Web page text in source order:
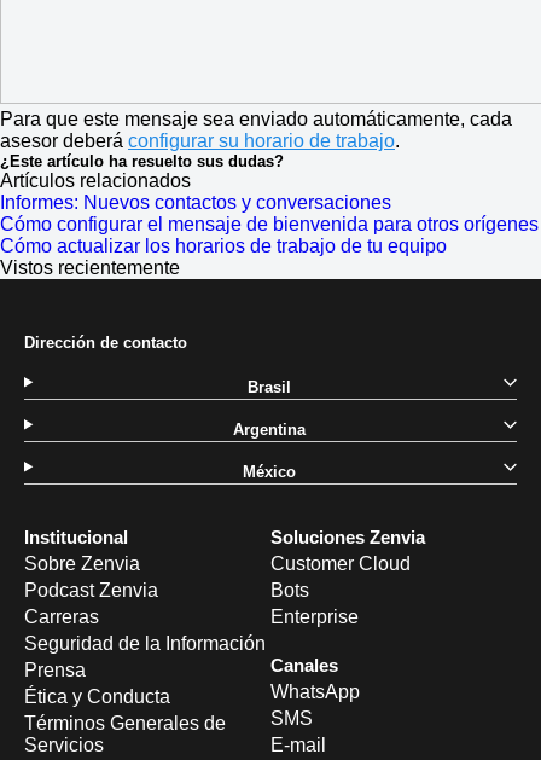
Para que este mensaje sea enviado automáticamente, cada
asesor deberá configurar su horario de trabajo.
¿Este artículo ha resuelto sus dudas?
Artículos relacionados
Informes: Nuevos contactos y conversaciones
Cómo configurar el mensaje de bienvenida para otros orígenes
Cómo actualizar los horarios de trabajo de tu equipo
Vistos recientemente
Institucional
Sobre Zenvia
Podcast Zenvia
Carreras
Seguridad de la Información
Prensa
Ética y Conducta
Términos Generales de
Servicios
Soluciones Zenvia
Customer Cloud
Bots
Enterprise
Canales
WhatsApp
SMS
E-mail
Dirección de contacto
Brasil
Argentina
México